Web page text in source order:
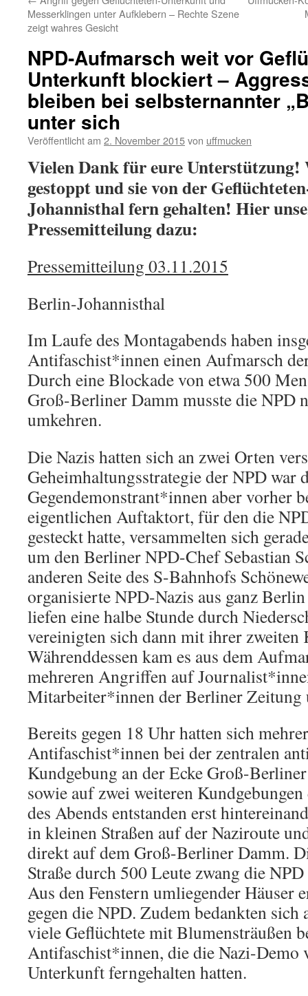
Messerklingen unter Aufklebern – Rechte Szene
zeigt wahres Gesicht
NPD-Aufmarsch weit vor
Unterkunft blockiert –
bleiben bei selbsternannter
unter sich
Veröffentlicht am 2. November 2015von uffmucken
Vielen Dank für eure Unterstützung!
gestoppt und sie von der
Johannisthal fern gehalten! Hier
Pressemitteilung dazu:
Pressemitteilung 03.11.2015
Berlin-Johannisthal
Im Laufe des Montagabends haben
Antifaschist*innen einen Aufmarsch
Durch eine Blockade von etwa 500
Groß-Berliner Damm musste die NPD
umkehren.
Die Nazis hatten sich an zwei Orten
Geheimhaltungsstrategie der NPD war
Gegendemonstrant*innen aber vorher
eigentlichen Auftaktort, für den die
gesteckt hatte, versammelten sich
um den Berliner NPD-Chef Sebastian
anderen Seite des S-Bahnhofs
organisierte NPD-Nazis aus ganz
liefen eine halbe Stunde durch
vereinigten sich dann mit ihrer zweiten
Währenddessen kam es aus dem
mehreren Angriffen auf
Mitarbeiter*innen der Berliner Zeitung
Bereits gegen 18 Uhr hatten sich
Antifaschist*innen bei der zentralen
Kundgebung an der Ecke Groß-
sowie auf zwei weiteren
des Abends entstanden erst
in kleinen Straßen auf der Naziroute
direkt auf dem Groß-Berliner Damm.
Straße durch 500 Leute zwang die
Aus den Fenstern umliegender Häuser
gegen die NPD. Zudem bedankten sich
viele Geflüchtete mit Blumensträußen
Antifaschist*innen, die die Nazi-Demo
Unterkunft ferngehalten hatten.